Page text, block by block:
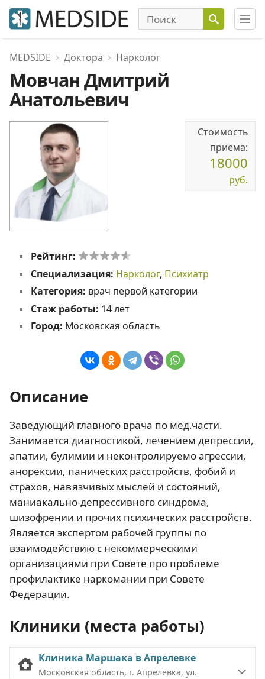
MEDSIDE Доктора Нарколог
Мовчан Дмитрий
Анатольевич
Стоимость
приема:
18000
руб.
Рейтинг:
Специализация: Нарколог, Психиатр
Категория: врач первой категории
Стаж работы: 14 лет
Город: Московская область
Описание
Заведующий главного врача по мед.части.
Занимается диагностикой, лечением депрессии,
апатии, булимии и неконтролируемо агрессии,
анорексии, панических расстройств, фобий и
страхов, навязчивых мыслей и состояний,
маниакально-депрессивного синдрома,
шизофрении и прочих психических расстройств.
Является экспертом рабочей группы по
взаимодействию с некоммерческими
организациями при Совете про проблеме
профилактике наркомании при Совете
Федерации.
Клиники (места работы)
Клиника Маршака в Апрелевке
Московская область, г. Апрелевка, ул.